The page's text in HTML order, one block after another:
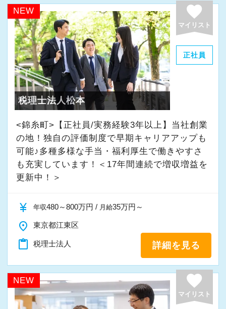
・事前に気軽な面談を実施
・仕事内容やキャリアを相談可
・ざっくばらんに質問OK
・納得後に選考へ進めます
・入社時期は柔軟に対応
・半年～1年の調整も可能
「応募する」からお気軽にご連絡ください。
務を覚えていくことができます。
パソコン作業になりますので、目や脳が疲れた
ら、お茶やお菓子で糖分補給もしながら、作業
を進めています。
★入社後の仕事内容★
業務時間内は、事務所内スタッフともやりとり
して頂きながら、
完全在宅会計スタッフとして、会計業務全般を
お任せします。
【具体的な業務】
・記帳代行
・年末調整業務
・申告書作成補助
・決算業務
・Excelを使用した集計、Wordでの文書作成
・電話、メール対応
・その他付随する業務
NEW favorite
マイリスト
正社員
税理士法人松本
<錦糸町>【正社員/実務経験3年以上】当社創業
の地！独自の評価制度で早期キャリアアップも
可能♪多種多様な手当・福利厚生で働きやすさ
も充実しています！＜17年間連続で増収増益を
更新中！＞
currency_yen 年収480～800万円 / 月給35万円～
place 東京都江東区
content_paste 税理士法人 詳細を見る
NEW favorite
マイリスト